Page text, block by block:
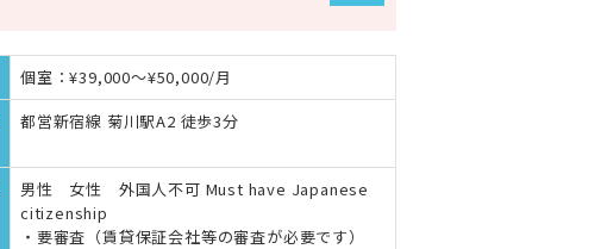
個室：¥39,000～¥50,000/月
都営新宿線 菊川駅A2 徒歩3分
男性 女性 外国人不可 Must have Japanese
citizenship
・要審査（賃貸保証会社等の審査が必要です）